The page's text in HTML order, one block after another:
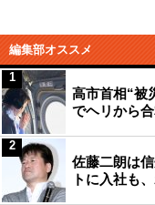
編集部オススメ
高市首相“被
でヘリから
1
佐藤二朗は
トに入社も
2